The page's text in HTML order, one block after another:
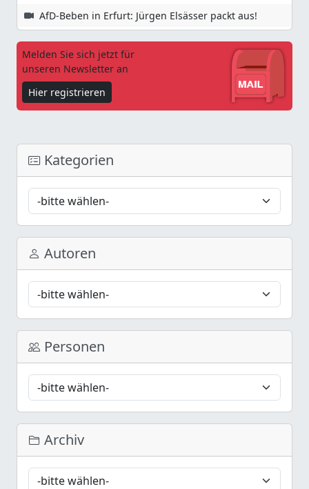
AfD-Beben in Erfurt: Jürgen Elsässer packt aus!
Melden Sie sich jetzt für
unseren Newsletter an
Hier registrieren
Kategorien
Autoren
Personen
Archiv